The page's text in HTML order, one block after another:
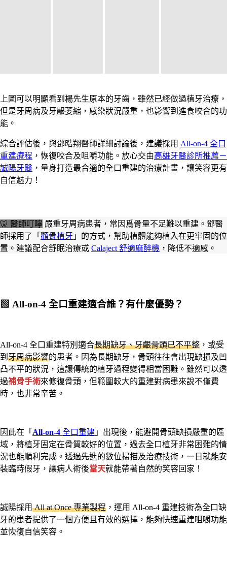
上圖可以明顯看到楊先生原本的牙齒，雖然已經做過植牙治療，
但是牙周病及牙齦萎縮，感染狀況嚴重，也影響到進食咬合的功
能。
綜合評估後，與鄧晧翔醫師詳細討論後，建議採用 All-on-4 全口
重建療程 ，恢復咬合及咀嚼功能。放心交由高雄牙醫診所推薦－
誠陽牙醫 ，量身打造最合適的全口重建的治療計畫，讓笑容更有
自信魅力！
🦷 醫師叮嚀 嚴重牙周病患者，常因爲骨量不足難以重建。鄧醫
師採用了「 顴骨植牙 」的方式，幫助植體能夠植入在更牢固的位
置。建議配合舒眠治療或 Calaject 舒適麻醉機 ，降低不適感。
▧ All-on-4 全口重建適合誰？有什麼優勢？
All-on-4 全口重建特別適合長期缺牙、牙齦骨頭已不平整 ，或受
到 牙周病影響的患者。因為長期缺牙，骨頭往往會出現缺損及凹
凸不平的狀況，這讓傳統的植牙過程變得相當困難。雖然可以透
過補骨手術來修復骨頭，但範圍較大的重建對病患來說不僅費
時，也非常辛苦。
因此在「 All-on-4 全口重建 」出現後，能避開骨頭缺損嚴重的區
域，將植牙固定在骨質較好的位置，過去全口植牙非常困難的情
況也能順利完成。透過先進的數位掃描及治療技術，一日就能安
裝臨時假牙，讓病人術後當天就能帶著自然的笑容回家！
誠陽採用All at Once 專業製程 ，運用 All-on-4 重建技術為全口缺
牙的患者提供了一個方便且有效的選擇，能夠快速重建咀嚼功能
並恢復自信笑容。